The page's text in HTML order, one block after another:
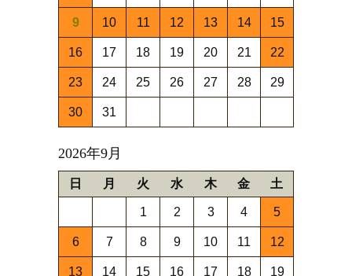
9 10 11 12 13 14 15
16 17 18 19 20 21 22
23 24 25 26 27 28 29
30 31
2026年9月
日 月 火 水 木 金 土
1 2 3 4 5
6 7 8 9 10 11 12
13 14 15 16 17 18 19